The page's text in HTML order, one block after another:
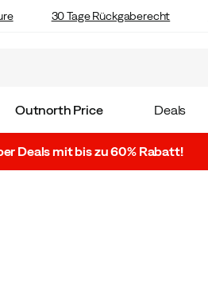
30 Tage Rückgaberecht
Outnorth Price Deals
Deals mit bis zu 60% Rabatt!